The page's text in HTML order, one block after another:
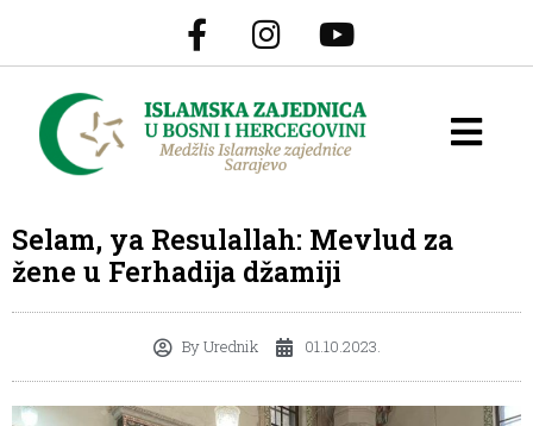
Selam, ya Resulallah: Mevlud za
žene u Ferhadija džamiji
ByUrednik 01.10.2023.